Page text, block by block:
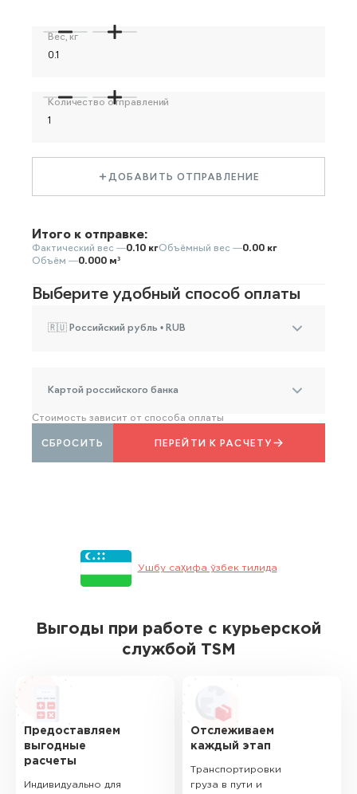
Вес, кг
Количество отправлений
ДОБАВИТЬ ОТПРАВЛЕНИЕ
Итого к отправке:
Фактический вес —0.10 кгОбъёмный вес —0.00 кг
Объём —0.000 м³
Выберите удобный способ оплаты
🇷🇺 Российский рубль • RUB
Картой российского банка
Стоимость зависит от способа оплаты
ПЕРЕЙТИ К РАСЧЕТУ
СБРОСИТЬ
Ушбу саҳифа ўзбек тилида
Выгоды при работе с курьерской
службой TSM
Предоставляем
выгодные
расчеты
Индивидуально для
Отслеживаем
каждый этап
Транспортировки
груза в пути и